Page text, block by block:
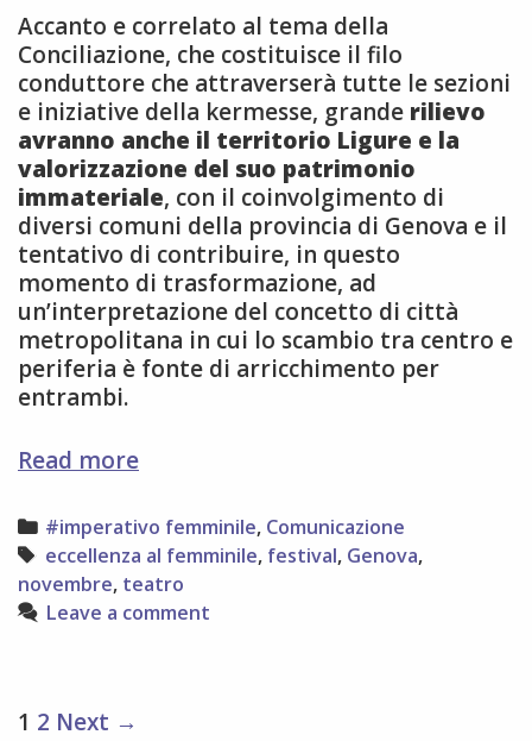
Accanto e correlato al tema della
Conciliazione, che costituisce il filo
conduttore che attraverserà tutte le sezioni
e iniziative della kermesse, grande rilievo
avranno anche il territorio Ligure e la
valorizzazione del suo patrimonio
immateriale, con il coinvolgimento di
diversi comuni della provincia di Genova e il
tentativo di contribuire, in questo
momento di trasformazione, ad
un’interpretazione del concetto di città
metropolitana in cui lo scambio tra centro e
periferia è fonte di arricchimento per
entrambi.
Read moreFESTIVAL
AL
FEMMINILE
Categories
#imperativo femminile, Comunicazione
Tags
eccellenza al femminile, festival, Genova,
novembre, teatro
Leave a comment
Post
1 2 Next →